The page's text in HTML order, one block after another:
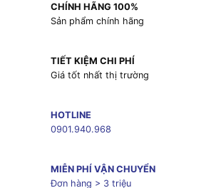
CHÍNH HÃNG 100%
Sản phẩm chính hãng
TIẾT KIỆM CHI PHÍ
Giá tốt nhất thị trường
HOTLINE
0901.940.968
MIỄN PHÍ VẬN CHUYỂN
Đơn hàng > 3 triệu